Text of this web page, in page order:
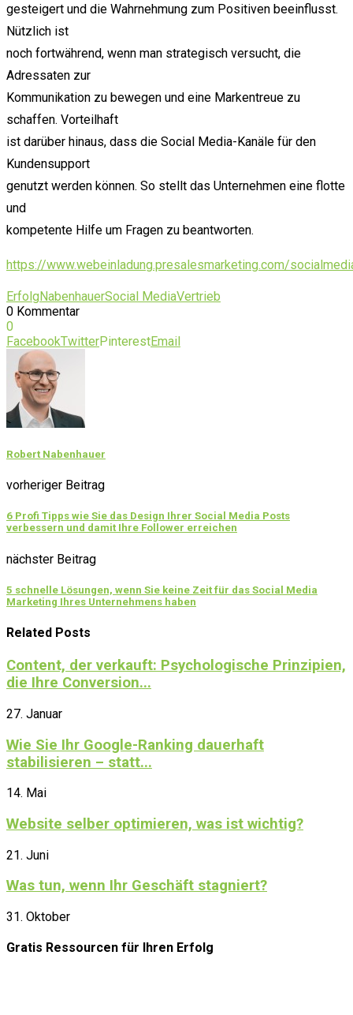
gesteigert und die Wahrnehmung zum Positiven beeinflusst.
Nützlich ist
noch fortwährend, wenn man strategisch versucht, die
Adressaten zur
Kommunikation zu bewegen und eine Markentreue zu
schaffen. Vorteilhaft
ist darüber hinaus, dass die Social Media-Kanäle für den
Kundensupport
genutzt werden können. So stellt das Unternehmen eine flotte
und
kompetente Hilfe um Fragen zu beantworten.
https://www.webeinladung.presalesmarketing.com/
ErfolgNabenhauerSocial MediaVertrieb
0 Kommentar
0
FacebookTwitterPinterestEmail
Robert Nabenhauer
vorheriger Beitrag
6 Profi Tipps wie Sie das Design Ihrer Social Media Posts
verbessern und damit Ihre Follower erreichen
nächster Beitrag
5 schnelle Lösungen, wenn Sie keine Zeit für das Social Media
Marketing Ihres Unternehmens haben
Related Posts
Content, der verkauft: Psychologische Prinzipien,
die Ihre Conversion...
27. Januar
Wie Sie Ihr Google-Ranking dauerhaft
stabilisieren – statt...
14. Mai
Website selber optimieren, was ist wichtig?
21. Juni
Was tun, wenn Ihr Geschäft stagniert?
31. Oktober
Gratis Ressourcen für Ihren Erfolg